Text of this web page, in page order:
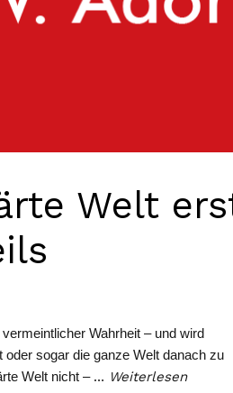
Welt
Wahrheit – und wird
sogar die ganze Welt danach zu
Welt nicht – … Weiterlesen